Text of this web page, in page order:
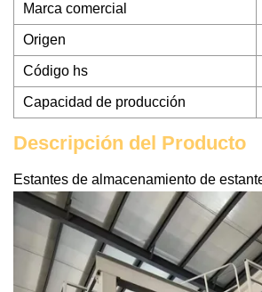
Marca comercial
Origen
Código hs
Capacidad de producción
Descripción del Producto
Estantes de almacenamiento de